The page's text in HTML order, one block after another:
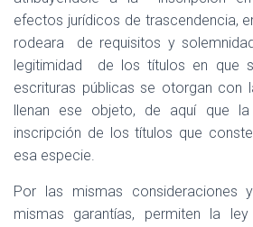
efectos jurídicos de trascendencia,
rodeara
de requisitos y
legitimidad
de los títulos en que
escrituras públicas se otorgan con
llenan ese objeto, de aquí que
inscripción de los títulos que
esa especie.
Por las mismas consideraciones
mismas garantías, permiten la